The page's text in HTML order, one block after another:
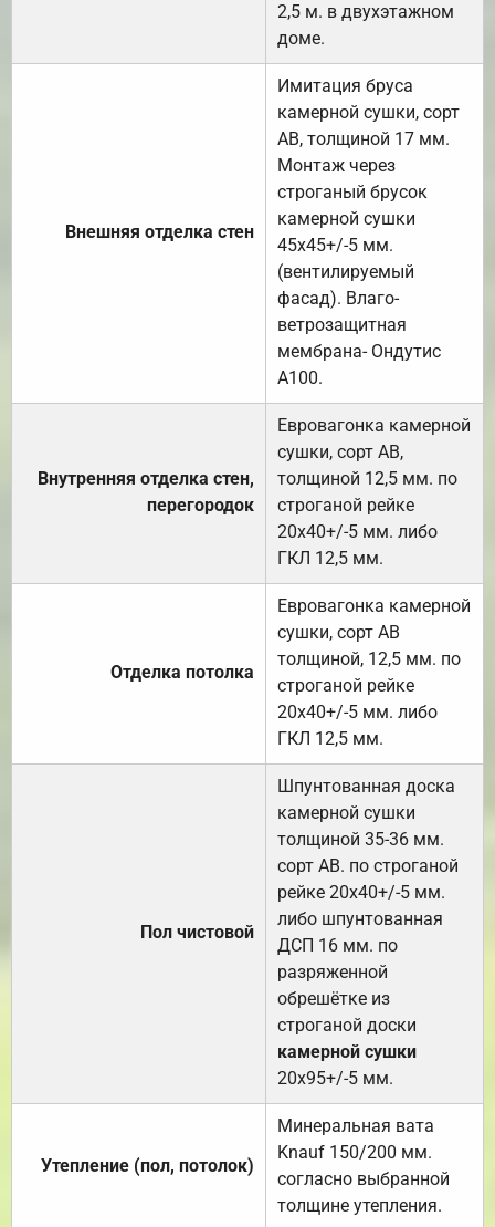
2,5 м. в двухэтажном
доме.
Внешняя отделка стен
Имитация бруса
камерной сушки, сорт
АВ, толщиной 17 мм.
Монтаж через
строганый брусок
камерной сушки
45х45+/-5 мм.
(вентилируемый
фасад). Влаго-
ветрозащитная
мембрана- Ондутис
А100.
Внутренняя отделка стен,
перегородок
Евровагонка камерной
сушки, сорт АВ,
толщиной 12,5 мм. по
строганой рейке
20х40+/-5 мм. либо
ГКЛ 12,5 мм.
Отделка потолка
Евровагонка камерной
сушки, сорт АВ
толщиной, 12,5 мм. по
строганой рейке
20х40+/-5 мм. либо
ГКЛ 12,5 мм.
Пол чистовой
Шпунтованная доска
камерной сушки
толщиной 35-36 мм.
сорт АВ. по строганой
рейке 20х40+/-5 мм.
либо шпунтованная
ДСП 16 мм. по
разряженной
обрешётке из
строганой доски
камерной сушки
20х95+/-5 мм.
Утепление (пол, потолок)
Минеральная вата
Knauf 150/200 мм.
согласно выбранной
толщине утепления.